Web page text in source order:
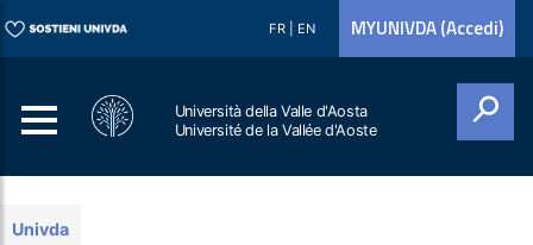
FR EN MYUNIVDA (Accedi)
Università della Valle d'Aosta
Université de la Vallée d'Aoste
Univda